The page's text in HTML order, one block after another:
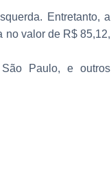
Entretanto, a
no valor de R$ 85,12,
Paulo, e outros